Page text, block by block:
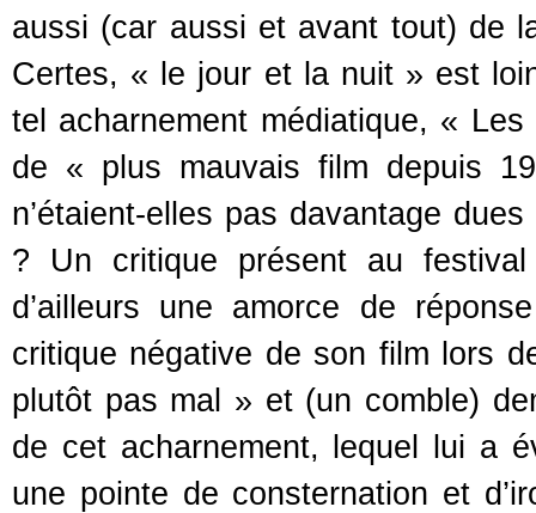
aussi (car aussi et avant tout) de
Certes, « le jour et la nuit » est
tel acharnement médiatique, «
de « plus mauvais film depuis
n’étaient-elles pas davantage
? Un critique présent au
d’ailleurs une amorce de
critique négative de son film lors
plutôt pas mal » et (un comble)
de cet acharnement, lequel lui a
une pointe de consternation et